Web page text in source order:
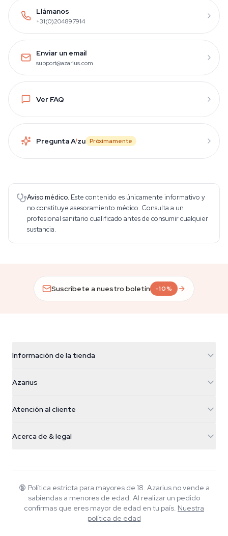
Llámanos
+31(0)204897914
Enviar un email
support@azarius.com
Ver FAQ
Pregunta Aizu Próximamente
Aviso médico. Este contenido es únicamente informativo y
no constituye asesoramiento médico. Consulta a un
profesional sanitario cualificado antes de consumir cualquier
sustancia.
Suscríbete a nuestro boletín -10%
Información de la tienda
Galvaniweg 11
Nederland
+31(0)204897914
Azarius
Smokeshop
Atención al cliente
Política de devolución
Preguntas frecuentes
Política de privacidad
Acerca de & legal
Wiki
Blog
Música
🔞 Política estricta para mayores de 18. Azarius no vende a
sabiendas a menores de edad. Al realizar un pedido
confirmas que eres mayor de edad en tu país. Nuestra
política de edad